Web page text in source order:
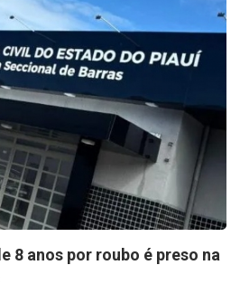
8 anos por roubo é preso na